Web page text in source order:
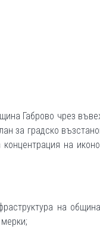
Габрово чрез
за градско
на
на